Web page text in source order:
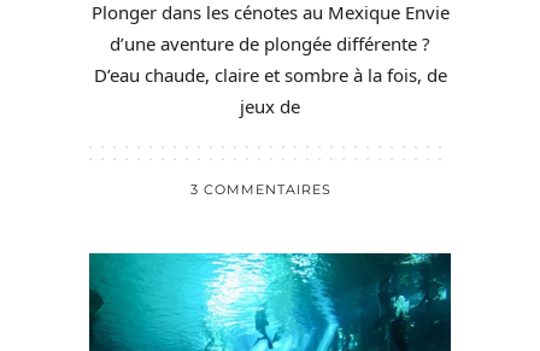
Plonger dans les cénotes au Mexique Envie
d’une aventure de plongée différente ?
D’eau chaude, claire et sombre à la fois, de
jeux de
3 COMMENTAIRES